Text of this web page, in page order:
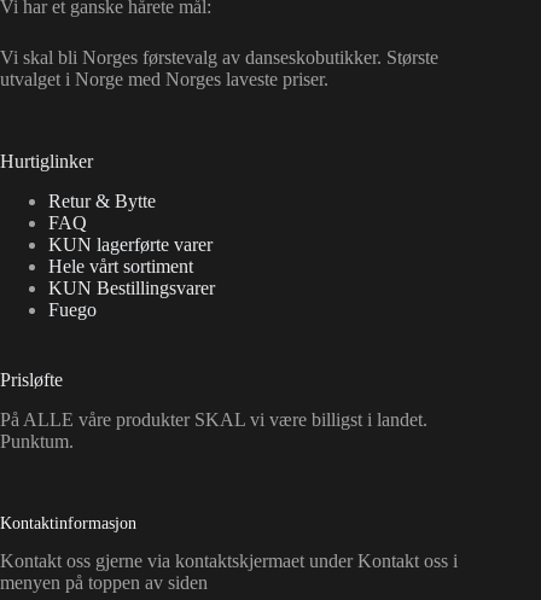
Vi har et ganske hårete mål:
Vi skal bli Norges førstevalg av danseskobutikker. Største
utvalget i Norge med Norges laveste priser.
Hurtiglinker
Retur & Bytte
FAQ
KUN lagerførte varer
Hele vårt sortiment
KUN Bestillingsvarer
Fuego
Prisløfte
På ALLE våre produkter SKAL vi være billigst i landet.
Punktum.
Kontaktinformasjon
Kontakt oss gjerne via kontaktskjermaet under Kontakt oss i
menyen på toppen av siden